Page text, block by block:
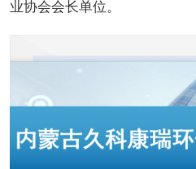
业协会会长单位。